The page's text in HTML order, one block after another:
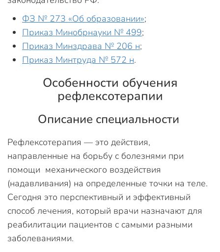
ФЗ № 273 «Об образовании»;
Приказ Минобрнауки № 499;
Приказ Минздрава № 206 н;
Приказ Минтруда № 572 н.
Особенности обучения
рефлексотерапии
Описание специальности
Рефлексотерапия — это действия,
направленные на борьбу с болезнями при
помощи механического воздействия
(надавливания) на определенные точки на теле.
Сегодня это перспективный и эффективный
способ лечения, который врачи назначают для
реабилитации пациентов с самыми разными
заболеваниями.